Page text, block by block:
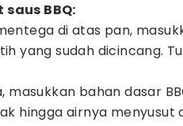
BBQ:
di atas pan,
yang sudah dicincang.
masukkan bahan dasar
hingga airnya